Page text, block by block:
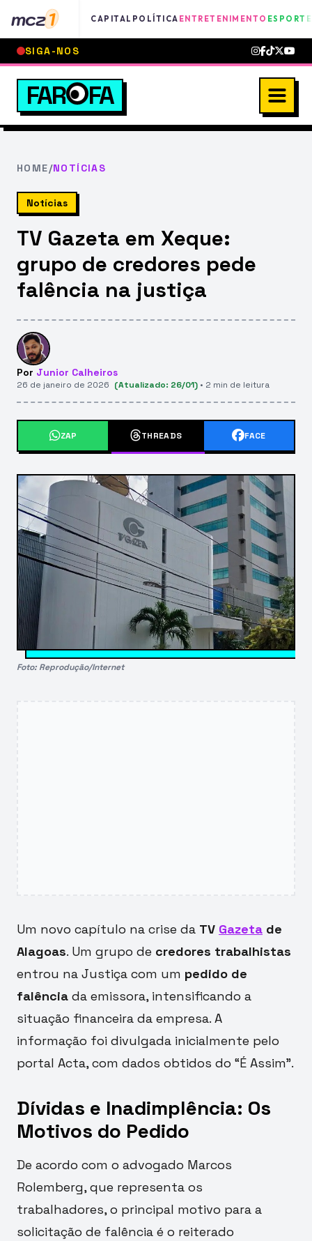
mcz1 CAPITAL POLÍTICA ENTRETENIMENTO
SIGA-NOS
FAR FA
HOME/NOTÍCIAS
Notícias
TV Gazeta em Xeque:
grupo de credores pede
falência na justiça
Por Junior Calheiros
26 de janeiro de 2026 (Atualizado: 26/01) • 2 min de leitura
ZAP THREADS FACE
Foto: Reprodução/Internet
Um novo capítulo na crise da TV Gazeta de
Alagoas. Um grupo de credores trabalhistas
entrou na Justiça com um pedido de
falência da emissora, intensificando a
situação financeira da empresa. A
informação foi divulgada inicialmente pelo
portal Acta, com dados obtidos do “É Assim”.
Dívidas e Inadimplência: Os
Motivos do Pedido
De acordo com o advogado Marcos
Rolemberg, que representa os
trabalhadores, o principal motivo para a
solicitação de falência é o reiterado